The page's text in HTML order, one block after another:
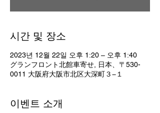
시간 및 장소
2023년 12월 22일 오후 1:20 – 오후 1:40
グランフロント北館車寄せ, 日本、〒530-
0011 大阪府大阪市北区大深町３−１
이벤트 소개